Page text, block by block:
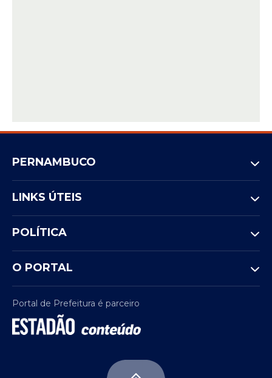
PERNAMBUCO
LINKS ÚTEIS
POLÍTICA
O PORTAL
Portal de Prefeitura é parceiro